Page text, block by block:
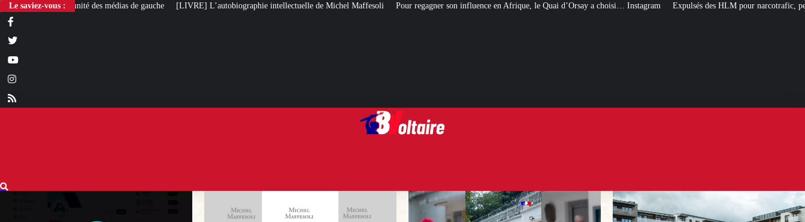
Le saviez-vous : [LIVRE] L’autobiographie intellectuelle de Michel Maffesoli Pour regagner son influence en Afrique, le Quai d’Orsay a choisi… Instagram Expulsés des HLM pour narcotrafic, peuvent-ils obtenir un